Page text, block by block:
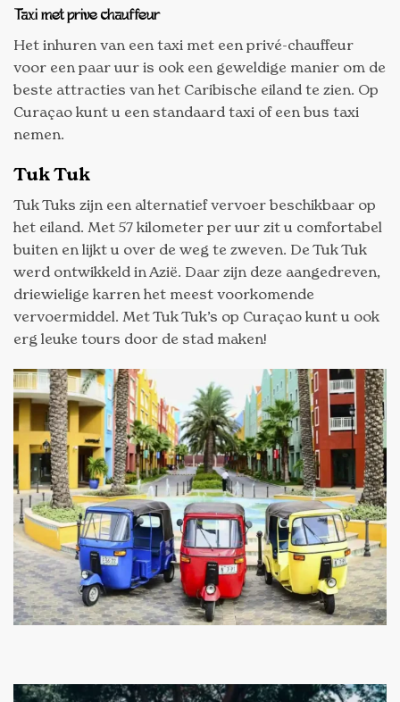
Taxi met prive chauffeur
Het inhuren van een taxi met een privé-chauffeur
voor een paar uur is ook een geweldige manier om de
beste attracties van het Caribische eiland te zien. Op
Curaçao kunt u een standaard taxi of een bus taxi
nemen.
Tuk Tuk
Tuk Tuks zijn een alternatief vervoer beschikbaar op
het eiland. Met 57 kilometer per uur zit u comfortabel
buiten en lijkt u over de weg te zweven. De Tuk Tuk
werd ontwikkeld in Azië. Daar zijn deze aangedreven,
driewielige karren het meest voorkomende
vervoermiddel. Met Tuk Tuk’s op Curaçao kunt u ook
erg leuke tours door de stad maken!